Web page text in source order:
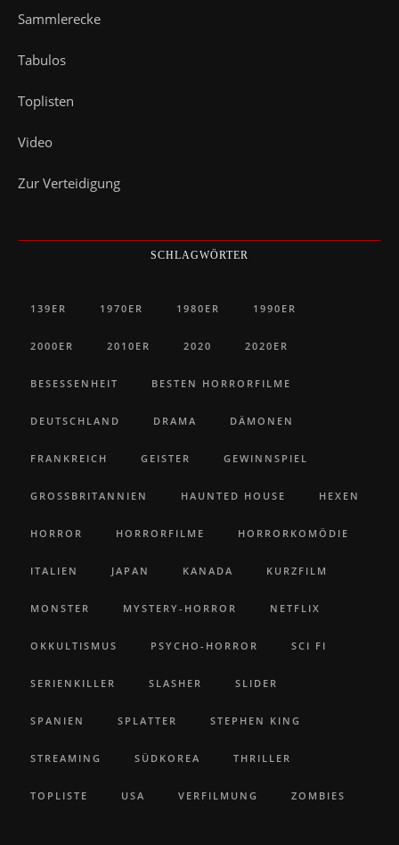
Sammlerecke
Tabulos
Toplisten
Video
Zur Verteidigung
SCHLAGWÖRTER
139ER 1970ER 1980ER 1990ER
2000ER 2010ER 2020 2020ER
BESESSENHEIT BESTEN HORRORFILME
DEUTSCHLAND DRAMA DÄMONEN
FRANKREICH GEISTER GEWINNSPIEL
GROSSBRITANNIEN HAUNTED HOUSE HEXEN
HORROR HORRORFILME HORRORKOMÖDIE
ITALIEN JAPAN KANADA KURZFILM
MONSTER MYSTERY-HORROR NETFLIX
OKKULTISMUS PSYCHO-HORROR SCI FI
SERIENKILLER SLASHER SLIDER
SPANIEN SPLATTER STEPHEN KING
STREAMING SÜDKOREA THRILLER
TOPLISTE USA VERFILMUNG ZOMBIES